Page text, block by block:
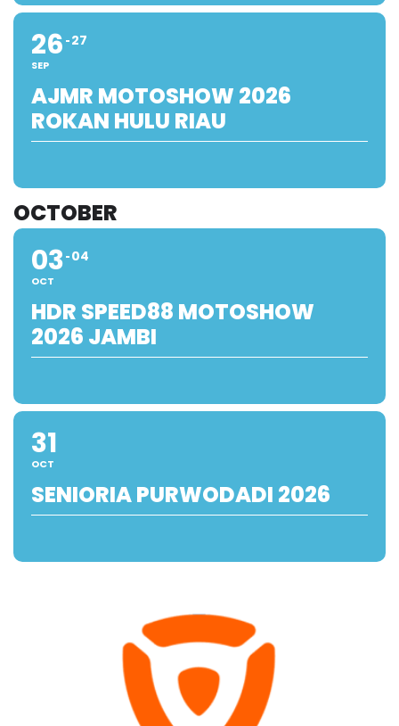
26
SEP
27
AJMR MOTOSHOW 2026
ROKAN HULU RIAU
OCTOBER
03
OCT
04
HDR SPEED88 MOTOSHOW
2026 JAMBI
31
OCT
SENIORIA PURWODADI 2026